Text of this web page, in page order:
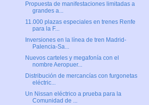
Propuesta de manifestaciones limitadas a
grandes a...
11.000 plazas especiales en trenes Renfe
para la F...
Inversiones en la línea de tren Madrid-
Palencia-Sa...
Nuevos carteles y megafonía con el
nombre Aeropuer...
Distribución de mercancías con furgonetas
eléctric...
Un Nissan eléctrico a prueba para la
Comunidad de ...